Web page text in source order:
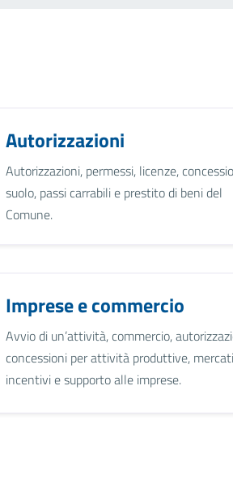
Autorizzazioni
Autorizzazioni, permessi, licenze,
suolo, passi carrabili e prestito di beni del
Comune.
Imprese e commercio
Avvio di un’attività, commercio,
concessioni per attività produttive,
incentivi e supporto alle imprese.